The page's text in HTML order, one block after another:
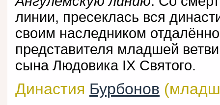
линии, пресеклась вся
своим наследником
представителя младшей
сына Людовика IX Святого.
Династия Бурбонов